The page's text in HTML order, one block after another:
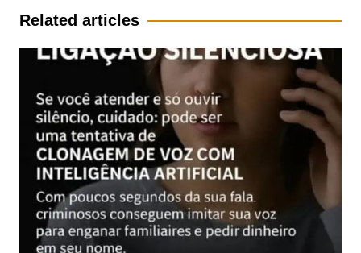
Post
Related articles